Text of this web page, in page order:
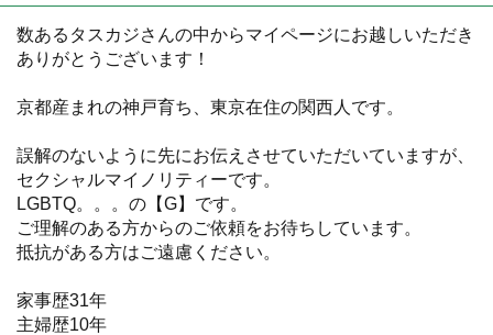
数あるタスカジさんの中からマイページにお越しいただき
ありがとうございます！
京都産まれの神戸育ち、東京在住の関西人です。
誤解のないように先にお伝えさせていただいていますが、
セクシャルマイノリティーです。
LGBTQ。。。の【G】です。
ご理解のある方からのご依頼をお待ちしています。
抵抗がある方はご遠慮ください。
家事歴31年
主婦歴10年